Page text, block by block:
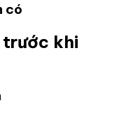
có
trước khi